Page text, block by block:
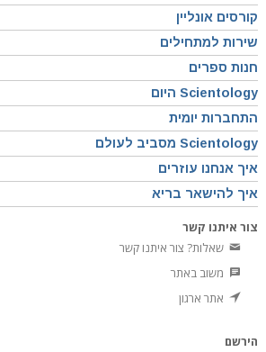
קורסים אונליין
שירות למתחילים
חנות ספרים
Scientology היום
התחברות יומית
Scientology מסביב לעולם
איך אנחנו עוזרים
איך להישאר בריא
צור איתנו קשר
שאלות? צור איתנו קשר
משוב באתר
אתר ארגון
הירשם